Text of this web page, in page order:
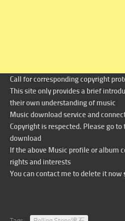
Call for corresponding copyright
This site only provides a brief
their own understanding of music
Music download service and
Copyright is respected. Please go
download
If the above Music profile or album
rights and interests
You can contact me to delete it now